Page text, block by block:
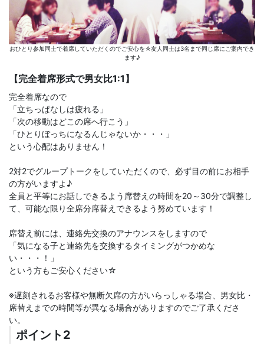
おひとり参加同士で着席していただくのでご安心を☆友人同士は3名まで同じ席にご案内でき
ます♪
【完全着席形式で男女比1:1】
完全着席なので
「立ちっぱなしは疲れる」
「次の移動はどこの席へ行こう」
「ひとりぼっちになるんじゃないか・・・」
という心配はありません！
2対2でグループトークをしていただくので、必ず目の前にお相手
の方がいますよ♪
全員と平等にお話しできるよう席替えの時間を20～30分で調整し
て、可能な限り全席分席替えできるよう努めています！
席替え前には、連絡先交換のアナウンスをしますので
「気になる子と連絡先を交換するタイミングがつかめな
い・・・！」
という方もご安心ください☆
※遅刻されるお客様や無断欠席の方がいらっしゃる場合、男女比・
席替えまでの時間等が異なる場合がありますのでご了承くださ
い。
ポイント2